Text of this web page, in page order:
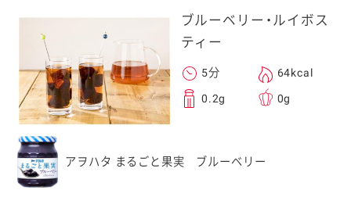
ブルーベリー・ルイボス
ティー
5分 64kcal
0.2g 0g
アヲハタ まるごと果実 ブルーベリー